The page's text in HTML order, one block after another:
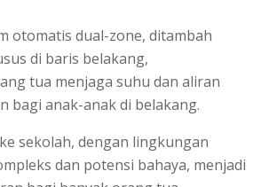
otomatis dual-zone, ditambah
di baris belakang,
tua menjaga suhu dan aliran
bagi anak-anak di belakang.
sekolah, dengan lingkungan
dan potensi bahaya, menjadi